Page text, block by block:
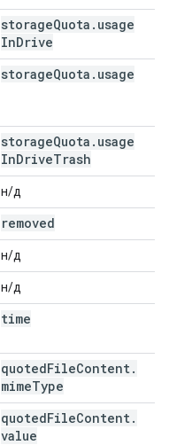
storageQuota . usage
InDrive
storageQuota . usage
storageQuota . usage
InDriveTrash
н/д
removed
н/д
н/д
time
quotedFileContent.
mimeType
quotedFileContent.
value